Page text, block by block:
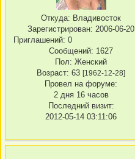
Откуда: Владивосток
Зарегистрирован: 2006-06-20
Приглашений: 0
Сообщений: 1627
Пол: Женский
Возраст: 63 [1962-12-28]
Провел на форуме:
2 дня 16 часов
Последний визит:
2012-05-14 03:11:06